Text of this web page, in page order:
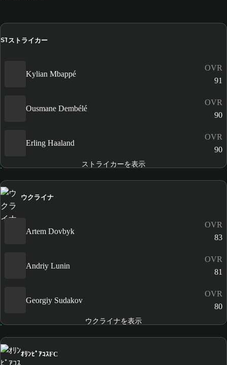
ST ストライカー
Kylian Mbappé
OVR
91
Ousmane Dembélé
OVR
90
Erling Haaland
OVR
90
ストライカーを表示
ウクライナ
Artem Dovbyk
OVR
83
Andriy Lunin
OVR
81
Georgiy Sudakov
OVR
80
ウクライナを表示
ｵﾘﾝﾋﾟｱｺｽFC